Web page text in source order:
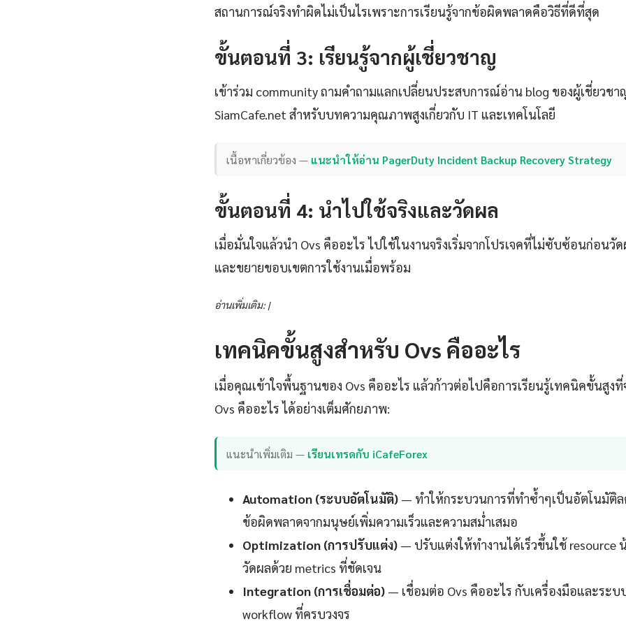
สถานการณ์จริงทำผิดไม่เป็นไรเพราะการเรียนรู้จากข้อผิดพลาดคือวิธีที่ดีที่สุด
ขั้นตอนที่ 3: เรียนรู้จากผู้เชี่ยวชาญ
เข้าร่วม community ถามคำถามแลกเปลี่ยนประสบการณ์อ่าน blog ของผู้เชี่ยวช
SiamCafe.net สำหรับบทความคุณภาพสูงเกี่ยวกับ IT และเทคโนโลยี
เนื้อหาเกี่ยวข้อง — แนะนำให้อ่าน PagerDuty Incident Backup Recovery Strategy
ขั้นตอนที่ 4: นำไปใช้จริงและวัดผล
เมื่อมั่นใจแล้วนำ Ovs คืออะไร ไปใช้ในงานจริงเริ่มจากโปรเจคที่ไม่ซับซ้อนก่อนวั
และขยายขอบเขตการใช้งานเมื่อพร้อม
อ่านเพิ่มเติม: |
เทคนิคขั้นสูงสำหรับ Ovs คืออะไร
เมื่อคุณเข้าใจพื้นฐานของ Ovs คืออะไร แล้วก้าวต่อไปคือการเรียนรู้เทคนิคขั้นสูง
Ovs คืออะไร ได้อย่างเต็มศักยภาพ:
แนะนำเพิ่มเติม — เรียนเทรดกับ iCafeForex
Automation (ระบบอัตโนมัติ) — ทำให้กระบวนการที่ทำซ้ำๆเป็นอัตโนมัติล
ข้อผิดพลาดจากมนุษย์เพิ่มความเร็วและความสม่ำเสมอ
Optimization (การปรับแต่ง) — ปรับแต่งให้ทำงานได้เร็วขึ้นใช้ resource
วัดผลด้วย metrics ที่ชัดเจน
Integration (การเชื่อมต่อ) — เชื่อมต่อ Ovs คืออะไร กับเครื่องมือและระบ
workflow ที่ครบวงจร